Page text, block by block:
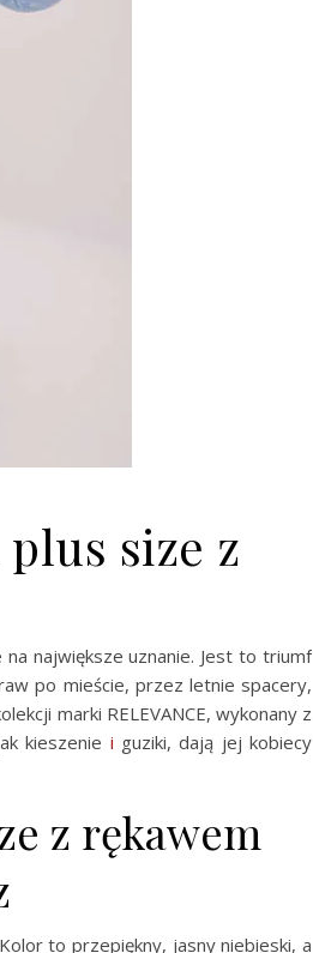
size z
największe uznanie. Jest to triumf
po mieście, przez letnie spacery,
marki RELEVANCE, wykonany z
kieszenie i guziki, dają jej kobiecy
z rękawem
to przepiękny, jasny niebieski, a